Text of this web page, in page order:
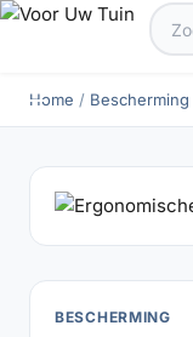
naar:
Home / Bescherming
BESCHERMING